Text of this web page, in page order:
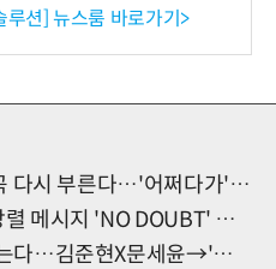
루션] 뉴스룸 바로가기>
부른다…'어쩌다가' 리메이크
지 'NO DOUBT' 글로벌 주목
현X문세윤→'뉴페이스 멤버'